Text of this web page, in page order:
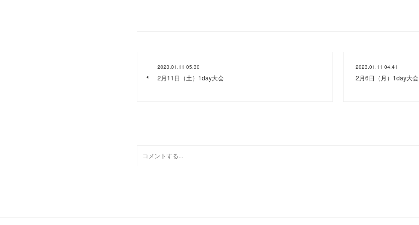
2023.01.11 05:30
2月11日（土）1day大会
2023.01.11 04:41
2月6日（月）1day大会